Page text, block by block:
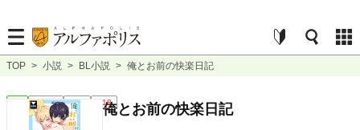
TOP > 小説 > BL小説 > 俺とお前の快楽日記
連載中 長編 R18
俺とお前の快楽日記